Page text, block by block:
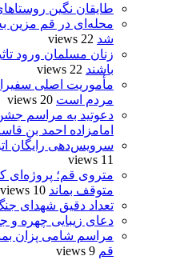
طایقان نگین
محله‌ای در قم مزین
شد 22 views
زنان مسلمان ورود
باشند 22 views
مأموریت اصلی
مردم است 20 views
دعوتید به مراسم
امامزاده احمد بن
سرویس‌دهی رایگان
11 views
متروی قم؛ پروژه‌ای
متوقف بماند 10 views
تعداد دقیق شهدای
دعای زیبایی چهره
مراسم شامی پزان
قم 9 views